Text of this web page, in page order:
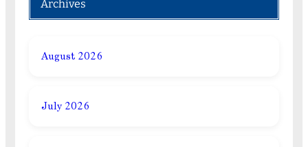
Archives
August 2026
July 2026